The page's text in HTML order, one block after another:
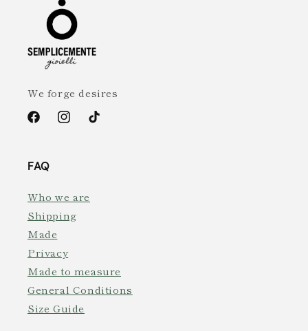
We forge desires
FacebookInstagramTikTok
FAQ
Who we are
Shipping
Made
Privacy
Made to measure
General Conditions
Size Guide